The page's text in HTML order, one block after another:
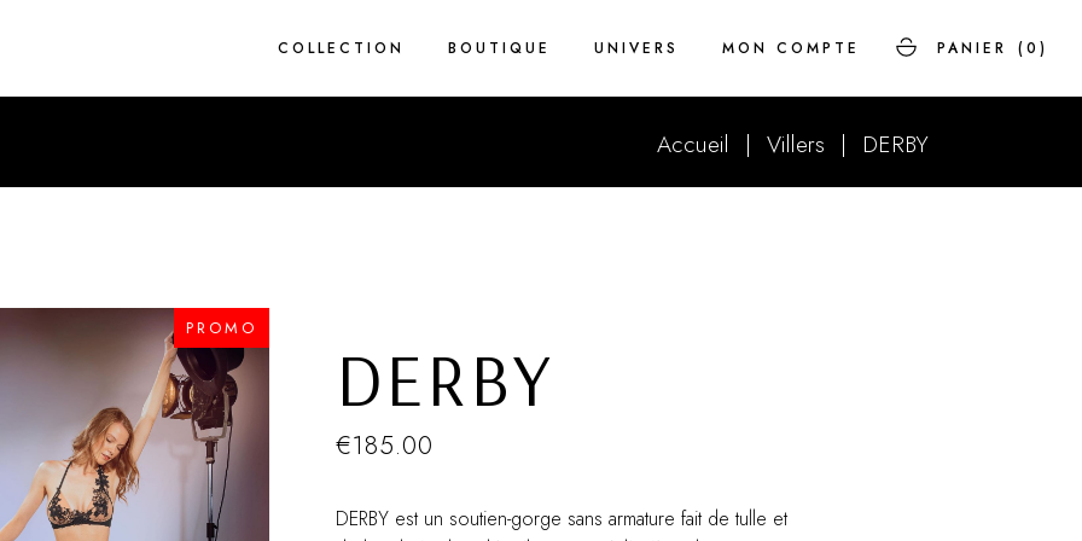
COLLECTION
2 pièces
Flower Rain
True Grit
Zig Zag
BOUTIQUE UNIVERS
Savoir-faire
FAQ
MON COMPTE PANIER (0)
Accueil Villers DERBY
PROMO
DERBY
€185.00
DERBY est un soutien-gorge sans armature fait de tulle et